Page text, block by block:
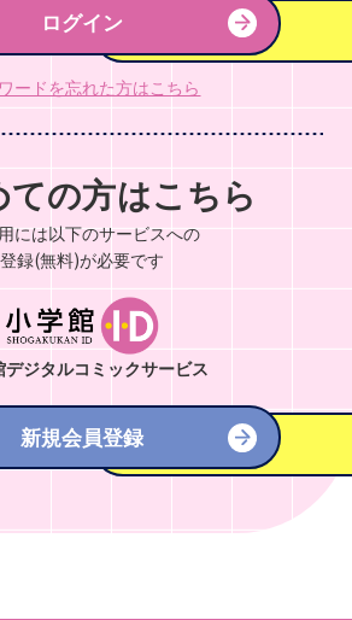
ログイン
ードを忘れた方はこちら
ての方はこちら
には以下のサービスへの
登録(無料)が必要です
デジタルコミックサービス
新規会員登録